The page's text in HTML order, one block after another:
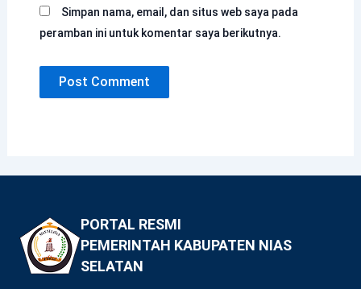
Simpan nama, email, dan situs web saya pada
peramban ini untuk komentar saya berikutnya.
PORTAL RESMI
PEMERINTAH KABUPATEN NIAS
SELATAN